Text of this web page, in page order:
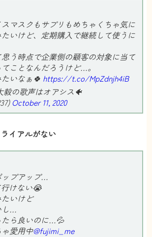
すが、自分へのご褒美にしてま
るのでとってもいいです
マスクもサプリもめちゃくちゃ気に
いけど、定期購入で継続して使うに
う時点で企業側の顧客の対象に当て
ことなんだろうけど…。
いなぁ🍀 https://t.co/MpZdnjh4iB
の歌声はオアシス🐠
October 11, 2020
ライアルがない
ップアップ…
けない😭
いけど
し…
たら良いのに…💦
愛用中@fujimi_me